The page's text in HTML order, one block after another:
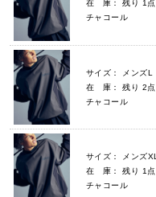
在 庫： 残り 1点
チャコール
サイズ： メンズL
在 庫： 残り 2点
チャコール
サイズ： メンズXL
在 庫： 残り 1点
チャコール